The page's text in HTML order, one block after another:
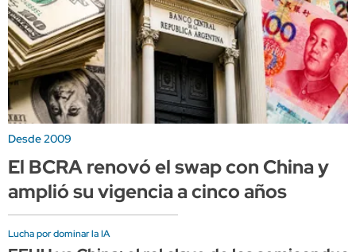
Desde 2009
El BCRA renovó el swap con China y
amplió su vigencia a cinco años
Lucha por dominar la IA